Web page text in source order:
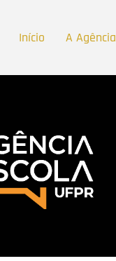
Início A Agência